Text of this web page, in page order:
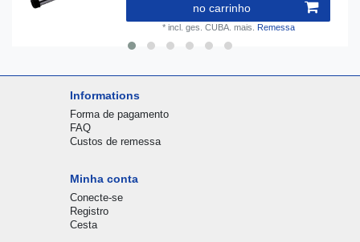
no carrinho
* incl. ges. CUBA. mais. Remessa
Informations
Forma de pagamento
FAQ
Custos de remessa
Minha conta
Conecte-se
Registro
Cesta